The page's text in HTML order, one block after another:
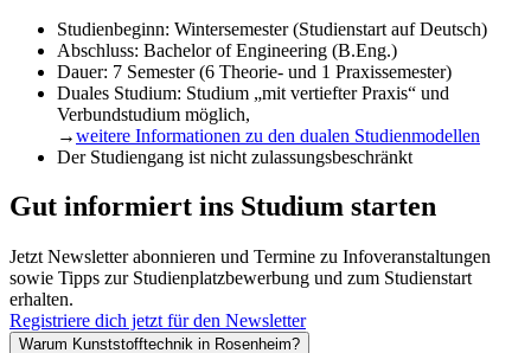
Studienbeginn: Wintersemester (Studienstart auf Deutsch)
Abschluss: Bachelor of Engineering (B.Eng.)
Dauer: 7 Semester (6 Theorie- und 1 Praxissemester)
Duales Studium: Studium „mit vertiefter Praxis“ und
Verbundstudium möglich,
→weitere Informationen zu den dualen Studienmodellen
Der Studiengang ist nicht zulassungsbeschränkt
Gut informiert ins Studium starten
Jetzt Newsletter abonnieren und Termine zu Infoveranstaltungen
sowie Tipps zur Studienplatzbewerbung und zum Studienstart
erhalten.
Registriere dich jetzt für den Newsletter
Warum Kunststofftechnik in Rosenheim?